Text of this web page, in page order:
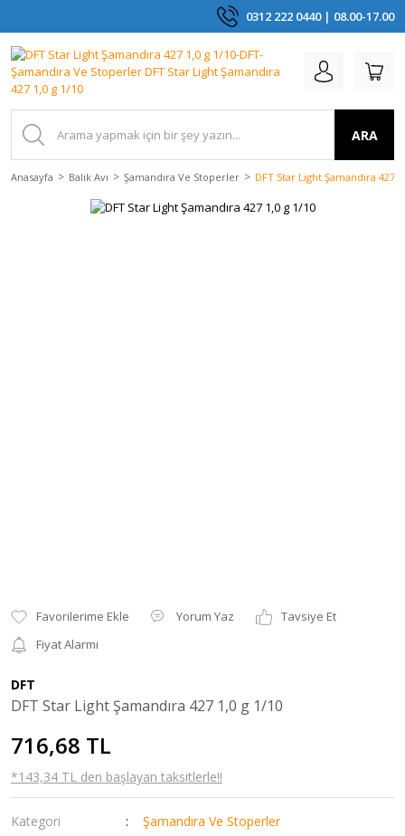
0312 222 0440 | 08.00-17.00
ARA
Anasayfa Balık Avı Şamandıra Ve Stoperler DFT Star Light Şamandıra 427
Yorum Yaz
Tavsiye Et
Fiyat Alarmı
DFT
DFT Star Light Şamandıra 427 1,0 g 1/10
716,68 TL
*143,34 TL den başlayan taksitlerle!!
Kategori
Şamandıra Ve Stoperler